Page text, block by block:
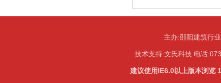
主办:邵阳建筑行
技术支持:文氏科技 电话
建议使用IE6.0以上版本浏览